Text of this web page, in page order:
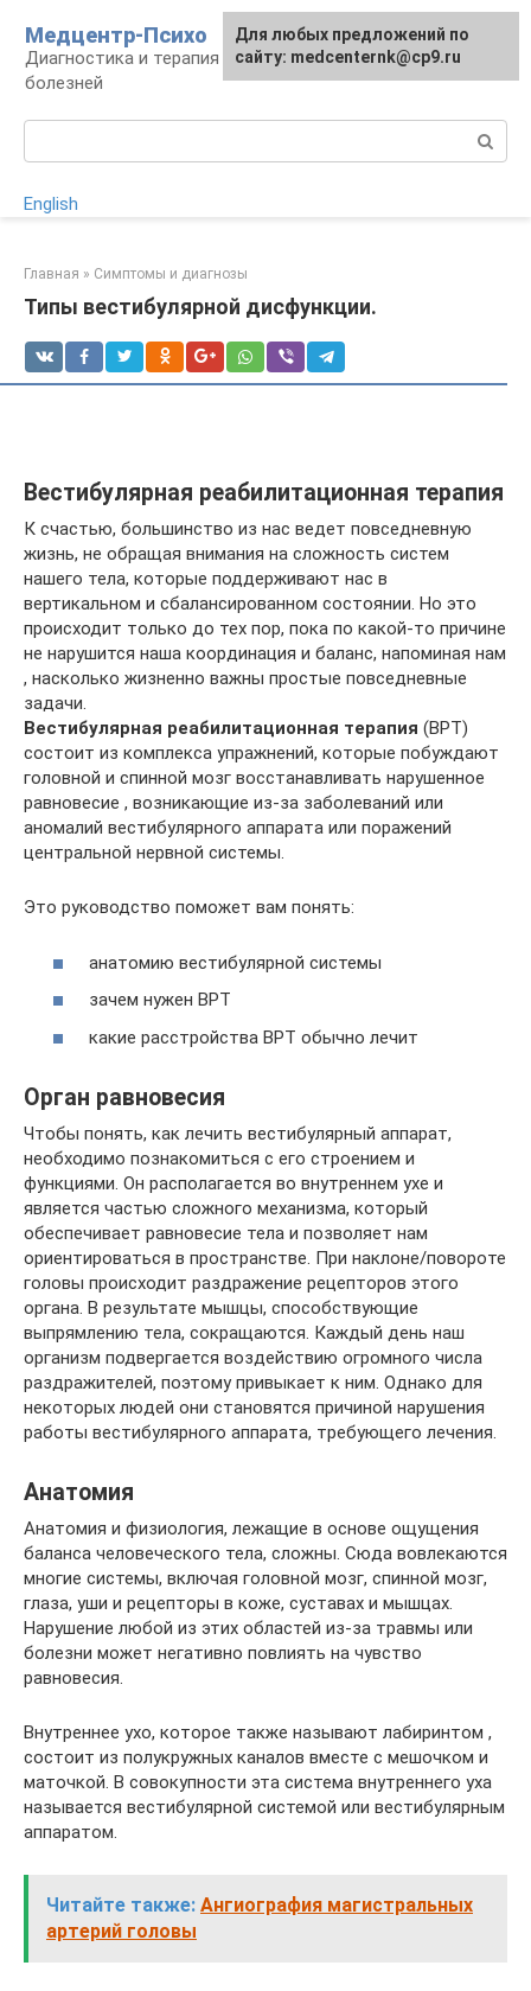
контенту
Медцентр-Психо
Диагностика и терапия психоневрологических
болезней
English
Главная » Симптомы и диагнозы
Типы вестибулярной дисфункции.
Вестибулярная реабилитационная терапия
К счастью, большинство из нас ведет повседневную
жизнь, не обращая внимания на сложность систем
нашего тела, которые поддерживают нас в
вертикальном и сбалансированном состоянии. Но это
происходит только до тех пор, пока по какой-то причине
не нарушится наша координация и баланс, напоминая нам
, насколько жизненно важны простые повседневные
задачи.
Вестибулярная реабилитационная терапия (ВРТ)
состоит из комплекса упражнений, которые побуждают
головной и спинной мозг восстанавливать нарушенное
равновесие , возникающие из-за заболеваний или
аномалий вестибулярного аппарата или поражений
центральной нервной системы.
Это руководство поможет вам понять:
анатомию вестибулярной системы
зачем нужен ВРТ
какие расстройства ВРТ обычно лечит
Орган равновесия
Чтобы понять, как лечить вестибулярный аппарат,
необходимо познакомиться с его строением и
функциями. Он располагается во внутреннем ухе и
является частью сложного механизма, который
обеспечивает равновесие тела и позволяет нам
ориентироваться в пространстве. При наклоне/повороте
головы происходит раздражение рецепторов этого
органа. В результате мышцы, способствующие
выпрямлению тела, сокращаются. Каждый день наш
организм подвергается воздействию огромного числа
раздражителей, поэтому привыкает к ним. Однако для
некоторых людей они становятся причиной нарушения
работы вестибулярного аппарата, требующего лечения.
Анатомия
Анатомия и физиология, лежащие в основе ощущения
баланса человеческого тела, сложны. Сюда вовлекаются
многие системы, включая головной мозг, спинной мозг,
глаза, уши и рецепторы в коже, суставах и мышцах.
Нарушение любой из этих областей из-за травмы или
болезни может негативно повлиять на чувство
равновесия.
Внутреннее ухо, которое также называют лабиринтом ,
состоит из полукружных каналов вместе с мешочком и
маточкой. В совокупности эта система внутреннего уха
называется вестибулярной системой или вестибулярным
аппаратом.
Читайте также: Ангиография магистральных
артерий головы
Для любых предложений по
сайту: medcenternk@cp9.ru